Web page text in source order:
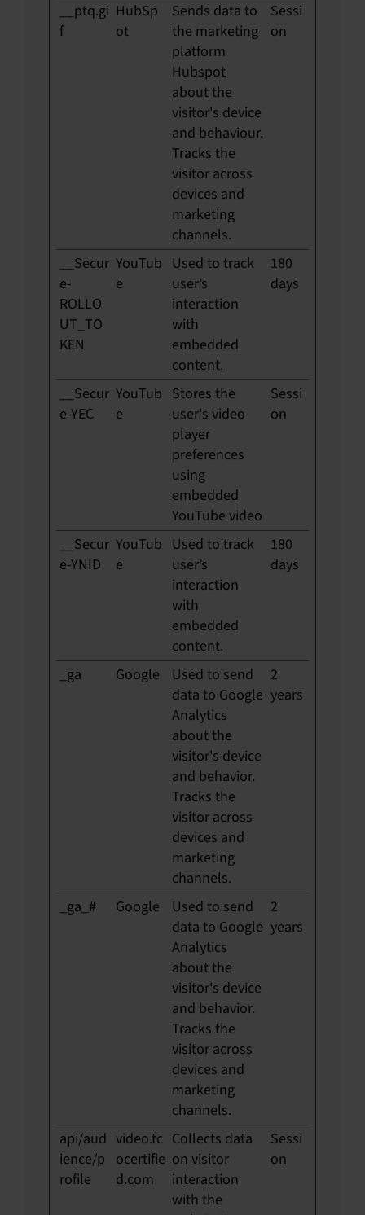
__ptq.gi
f
HubSp
ot
Sends data to
the marketing
platform
Hubspot
about the
visitor's device
and behaviour.
Tracks the
visitor across
devices and
marketing
channels.
Sessi
on
__Secur
e-
ROLLO
UT_TO
KEN
YouTub
e
Used to track
user’s
interaction
with
embedded
content.
180
days
__Secur
e-YEC
YouTub
e
Stores the
user's video
player
preferences
using
embedded
YouTube video
Sessi
on
__Secur
e-YNID
YouTub
e
Used to track
user’s
interaction
with
embedded
content.
180
days
_ga Google
Used to send
data to Google
Analytics
about the
visitor's device
and behavior.
Tracks the
visitor across
devices and
marketing
channels.
2
years
_ga_# Google
Used to send
data to Google
Analytics
about the
visitor's device
and behavior.
Tracks the
visitor across
devices and
marketing
channels.
2
years
api/aud
ience/p
rofile
video.tc
ocertifie
d.com
Collects data
on visitor
interaction
with the
Sessi
on